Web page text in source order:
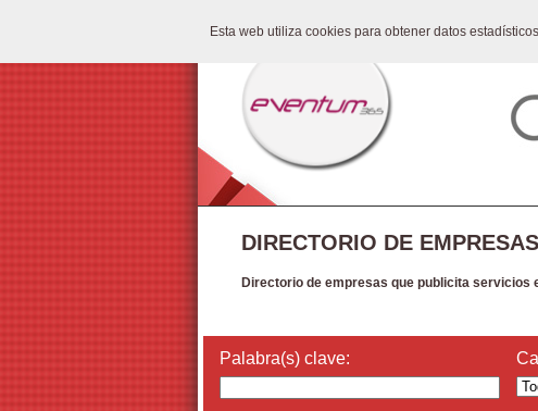
Esta web utiliza cookies para obtener datos
DIRECTORIO DE EMPRESAS
Directorio de empresas que publicita servicios
Palabra(s) clave: